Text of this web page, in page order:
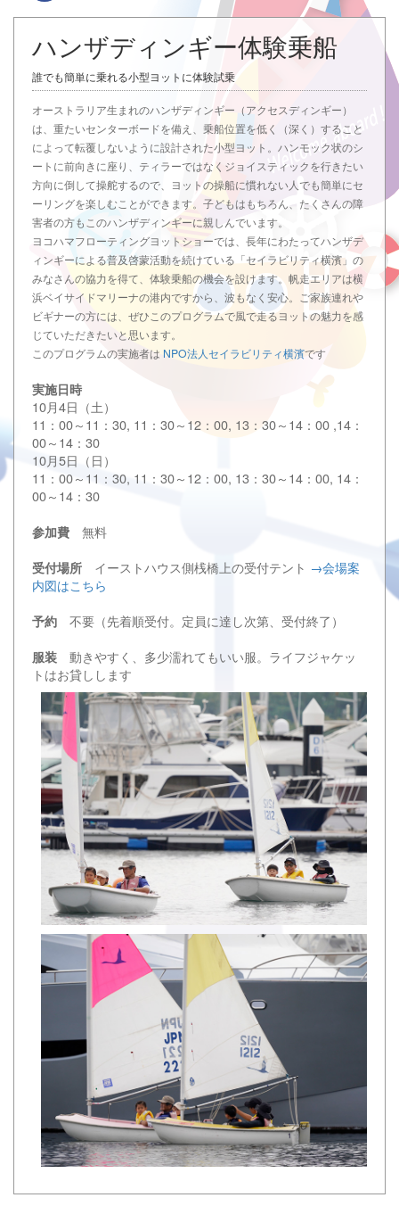
ハンザディンギー体験乗船
誰でも簡単に乗れる小型ヨットに体験試乗
オーストラリア生まれのハンザディンギー（アクセスディンギー）
は、重たいセンターボードを備え、乗船位置を低く（深く）すること
によって転覆しないように設計された小型ヨット。ハンモック状のシ
ートに前向きに座り、ティラーではなくジョイスティックを行きたい
方向に倒して操舵するので、ヨットの操船に慣れない人でも簡単にセ
ーリングを楽しむことができます。子どもはもちろん、たくさんの障
害者の方もこのハンザディンギーに親しんでいます。
ヨコハマフローティングヨットショーでは、長年にわたってハンザデ
ィンギーによる普及啓蒙活動を続けている「セイラビリティ横濱」の
みなさんの協力を得て、体験乗船の機会を設けます。帆走エリアは横
浜ベイサイドマリーナの港内ですから、波もなく安心。ご家族連れや
ビギナーの方には、ぜひこのプログラムで風で走るヨットの魅力を感
じていただきたいと思います。
このプログラムの実施者は NPO法人セイラビリティ横濱です
実施日時
10月4日（土）
11：00～11：30, 11：30～12：00, 13：30～14：00 ,14：
00～14：30
10月5日（日）
11：00～11：30, 11：30～12：00, 13：30～14：00, 14：
00～14：30
参加費 無料
受付場所 イーストハウス側桟橋上の受付テント →会場案
内図はこちら
予約 不要（先着順受付。定員に達し次第、受付終了）
服装 動きやすく、多少濡れてもいい服。ライフジャケッ
トはお貸しします